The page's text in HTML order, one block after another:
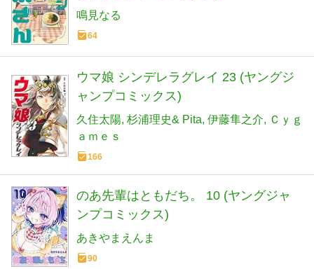
鳴見なる
64
ウマ娘 シンデレラグレイ 23 (ヤングジ
ャンプコミックス)
久住太陽 杉浦理史& Pita 伊藤隼之介
Ｃｙｇ
ａｍｅｓ
166
のあ先輩はともだち。 10 (ヤングジャ
ンプコミックス)
あきやまえんま
90